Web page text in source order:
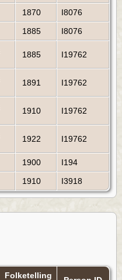
1870
I8076
1885 I8076
1885 I19762
1891 I19762
1910 I19762
1922 I19762
1900
I194
1910 I3918
Folketelling